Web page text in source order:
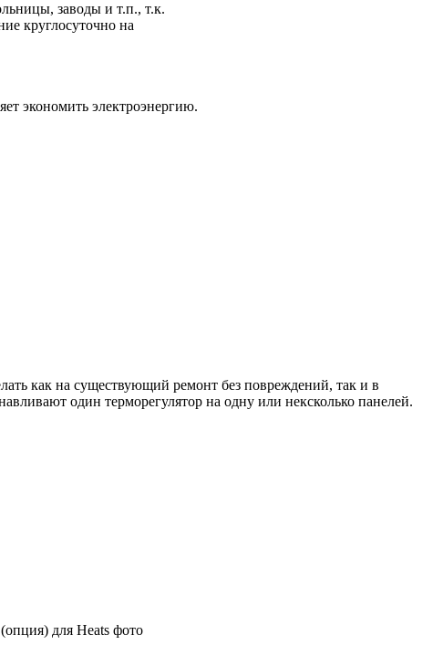
заводы и т.п., т.к.
круглосуточно на
экономить электроэнергию.
как на существующий ремонт без повреждений, так и в
один терморегулятор на одну или нексколько панелей.